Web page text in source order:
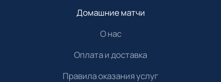
Домашние матчи
О нас
Оплата и доставка
Правила оказания услуг